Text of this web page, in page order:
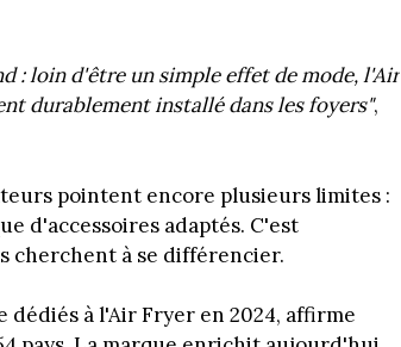
: loin d'être un simple effet de mode, l'Air
durablement installé dans les foyers",
pointent encore plusieurs limites :
d'accessoires adaptés. C'est
cherchent à se différencier.
dédiés à l'Air Fryer en 2024, affirme